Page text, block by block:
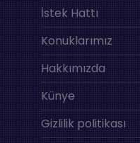
İstek Hattı
Konuklarımız
Hakkımızda
Künye
Gizlilik politikası